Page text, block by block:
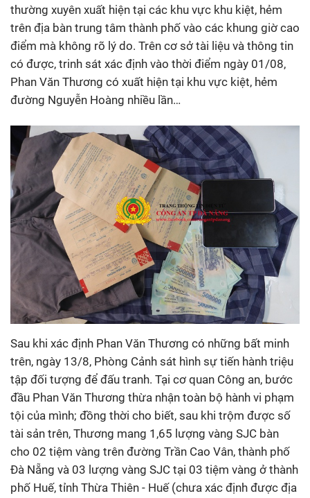
thường xuyên xuất hiện tại các khu vực khu kiệt, hẻm
trên địa bàn trung tâm thành phố vào các khung giờ cao
điểm mà không rõ lý do. Trên cơ sở tài liệu và thông tin
có được, trinh sát xác định vào thời điểm ngày 01/08,
Phan Văn Thương có xuất hiện tại khu vực kiệt, hẻm
đường Nguyễn Hoàng nhiều lần…
Sau khi xác định Phan Văn Thương có những bất minh
trên, ngày 13/8, Phòng Cảnh sát hình sự tiến hành triệu
tập đối tượng để đấu tranh. Tại cơ quan Công an, bước
đầu Phan Văn Thương thừa nhận toàn bộ hành vi phạm
tội của mình; đồng thời cho biết, sau khi trộm được số
tài sản trên, Thương mang 1,65 lượng vàng SJC bàn
cho 02 tiệm vàng trên đường Trần Cao Vân, thành phố
Đà Nẵng và 03 lượng vàng SJC tại 03 tiệm vàng ở thành
phố Huế, tỉnh Thừa Thiên - Huế (chưa xác định được địa